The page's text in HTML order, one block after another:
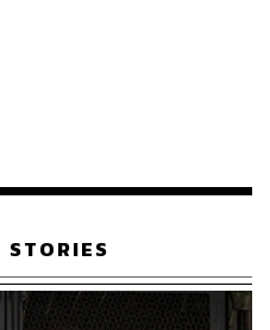
ว่า บ้านพักของนาจิบใน
มพ์ Star ระบุว่า ตำรวจยังได้
และคอนโดมิเนียมหรูของนา
STORIES